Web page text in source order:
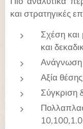
και στρατηγικές
Σχέση
και
Ανάγνωση
Αξία
Σύγκριση